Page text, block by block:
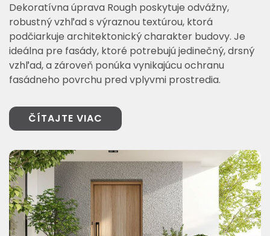
Dekoratívna úprava Rough poskytuje odvážny,
robustný vzhľad s výraznou textúrou, ktorá
podčiarkuje architektonický charakter budovy. Je
ideálna pre fasády, ktoré potrebujú jedinečný, drsný
vzhľad, a zároveň ponúka vynikajúcu ochranu
fasádneho povrchu pred vplyvmi prostredia.
ČÍTAJTE VIAC